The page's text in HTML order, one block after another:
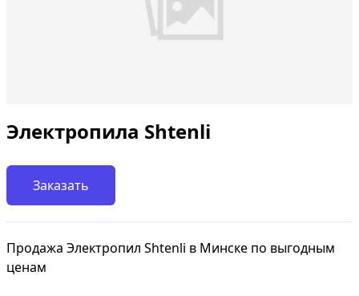
Электропила Shtenli
Заказать
Продажа Электропил Shtenli в Минске по выгодным
ценам